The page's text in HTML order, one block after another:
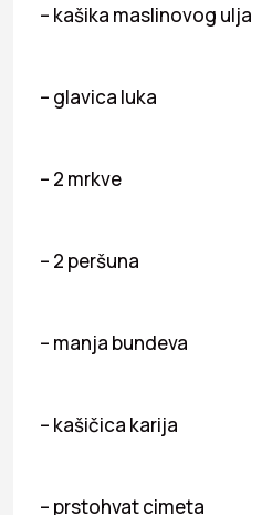
– kašika maslinovog ulja
– glavica luka
– 2 mrkve
– 2 peršuna
– manja bundeva
– kašičica karija
– prstohvat cimeta